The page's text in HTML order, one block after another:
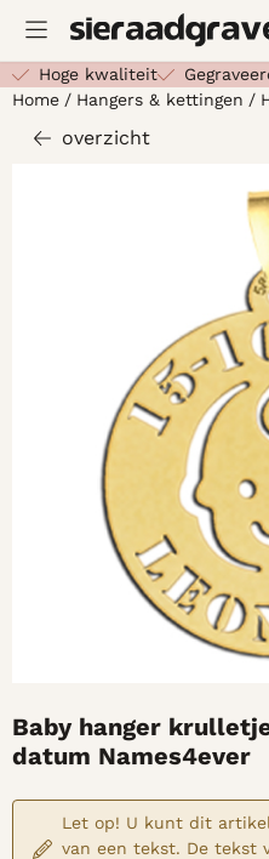
Cookievoorkeuren zijn
Hoge kwaliteit
Home / Hangers & kettingen /
overzicht
Baby hanger
datum Names4ever
Let op! U kunt dit
van een tekst. De tekst